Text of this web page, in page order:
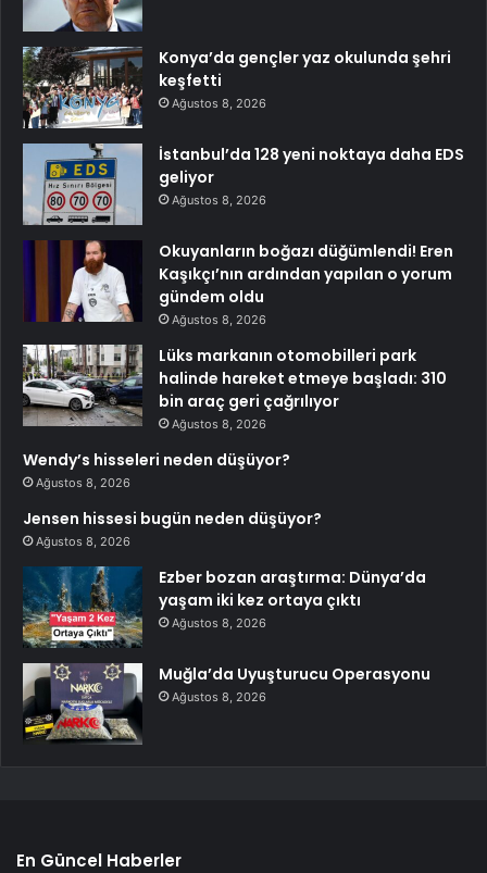
Konya’da gençler yaz okulunda şehri
keşfetti
Ağustos 8, 2026
İstanbul’da 128 yeni noktaya daha EDS
geliyor
Ağustos 8, 2026
Okuyanların boğazı düğümlendi! Eren
Kaşıkçı’nın ardından yapılan o yorum
gündem oldu
Ağustos 8, 2026
Lüks markanın otomobilleri park
halinde hareket etmeye başladı: 310
bin araç geri çağrılıyor
Ağustos 8, 2026
Wendy’s hisseleri neden düşüyor?
Ağustos 8, 2026
Jensen hissesi bugün neden düşüyor?
Ağustos 8, 2026
Ezber bozan araştırma: Dünya’da
yaşam iki kez ortaya çıktı
Ağustos 8, 2026
Muğla’da Uyuşturucu Operasyonu
Ağustos 8, 2026
En Güncel Haberler